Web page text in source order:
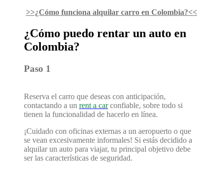
>>¿Cómo funciona alquilar carro en Colombia?<<
¿Cómo puedo rentar un auto en
Colombia?
Paso 1
Reserva el carro que deseas con anticipación,
contactando a un rent a carconfiable, sobre todo si
tienen la funcionalidad de hacerlo en línea.
¡Cuidado con oficinas externas a un aeropuerto o que
se vean excesivamente informales! Si estás decidido a
alquilar un auto para viajar, tu principal objetivo debe
ser las características de seguridad.